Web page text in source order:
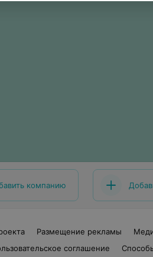
компанию
Размещение рекламы
соглашение